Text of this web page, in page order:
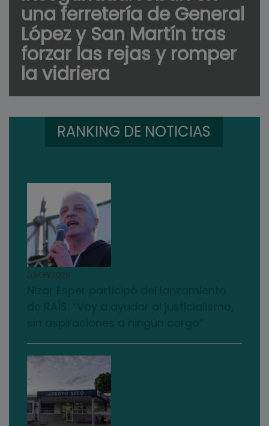
una ferretería de General
López y San Martín tras
forzar las rejas y romper
la vidriera
RANKING DE NOTICIAS
03/08/2026